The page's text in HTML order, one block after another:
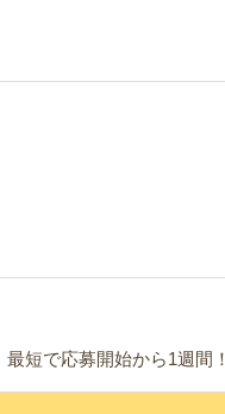
短で応募開始から1週間！